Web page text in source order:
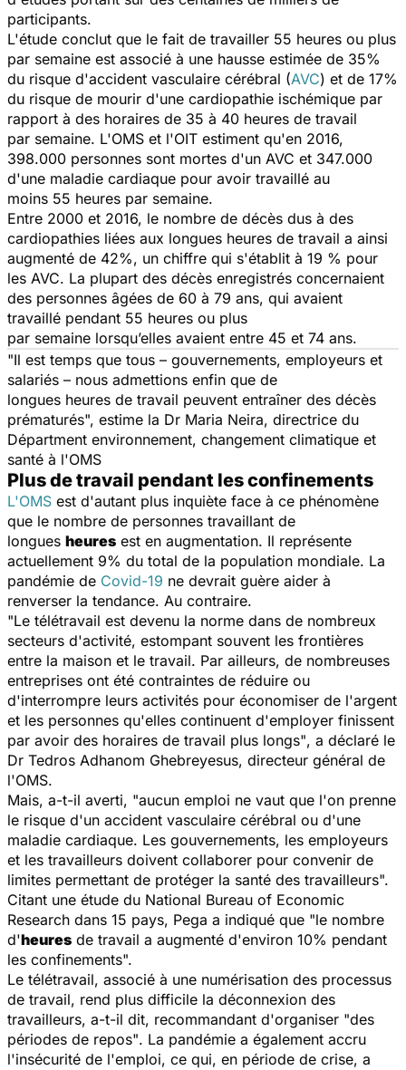
participants.
L'étude conclut que le fait de travailler 55 heures ou plus
par semaine est associé à une hausse estimée de 35%
du risque d'accident vasculaire cérébral (AVC) et de 17%
du risque de mourir d'une cardiopathie ischémique par
rapport à des horaires de 35 à 40 heures de travail
par semaine. L'OMS et l'OIT estiment qu'en 2016,
398.000 personnes sont mortes d'un AVC et 347.000
d'une maladie cardiaque pour avoir travaillé au
moins 55 heures par semaine.
Entre 2000 et 2016, le nombre de décès dus à des
cardiopathies liées aux longues heures de travail a ainsi
augmenté de 42%, un chiffre qui s'établit à 19 % pour
les AVC. La plupart des décès enregistrés concernaient
des personnes âgées de 60 à 79 ans, qui avaient
travaillé pendant 55 heures ou plus
par semaine lorsqu’elles avaient entre 45 et 74 ans.
"Il est temps que tous – gouvernements, employeurs et
salariés – nous admettions enfin que de
longues heures de travail peuvent entraîner des décès
prématurés", estime la Dr Maria Neira, directrice du
Départment environnement, changement climatique et
santé à l'OMS
Plus de travail pendant les confinements
L'OMS est d'autant plus inquiète face à ce phénomène
que le nombre de personnes travaillant de
longues heures est en augmentation. Il représente
actuellement 9% du total de la population mondiale. La
pandémie de Covid-19 ne devrait guère aider à
renverser la tendance. Au contraire.
"Le télétravail est devenu la norme dans de nombreux
secteurs d'activité, estompant souvent les frontières
entre la maison et le travail. Par ailleurs, de nombreuses
entreprises ont été contraintes de réduire ou
d'interrompre leurs activités pour économiser de l'argent
et les personnes qu'elles continuent d'employer finissent
par avoir des horaires de travail plus longs", a déclaré le
Dr Tedros Adhanom Ghebreyesus, directeur général de
l'OMS.
Mais, a-t-il averti, "aucun emploi ne vaut que l'on prenne
le risque d'un accident vasculaire cérébral ou d'une
maladie cardiaque. Les gouvernements, les employeurs
et les travailleurs doivent collaborer pour convenir de
limites permettant de protéger la santé des travailleurs".
Citant une étude du National Bureau of Economic
Research dans 15 pays, Pega a indiqué que "le nombre
d'heures de travail a augmenté d'environ 10% pendant
les confinements".
Le télétravail, associé à une numérisation des processus
de travail, rend plus difficile la déconnexion des
travailleurs, a-t-il dit, recommandant d'organiser "des
périodes de repos". La pandémie a également accru
l'insécurité de l'emploi, ce qui, en période de crise, a